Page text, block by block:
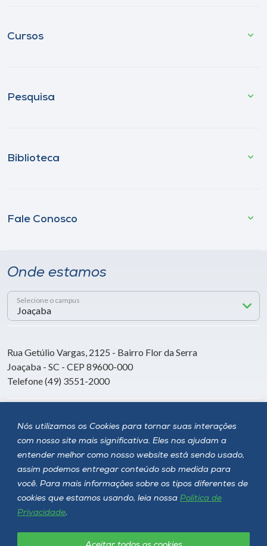
Nós utilizamos os Cookies para tornar suas interações
com nosso site mais significativa. Eles nos ajudam a
entender melhor como nosso website está sendo usado,
assim podemos entregar conteúdo sob medida para
você. Para mais informações sobre os tipos diferentes de
cookies que estamos usando, leia nossa Política de
Privacidade.
Cursos
Pesquisa
Biblioteca
Fale Conosco
Onde estamos
Selecione o campus
Rua Getúlio Vargas, 2125 - Bairro Flor da Serra
Joaçaba - SC - CEP 89600-000
Telefone (49) 3551-2000
Siga a Unoesc